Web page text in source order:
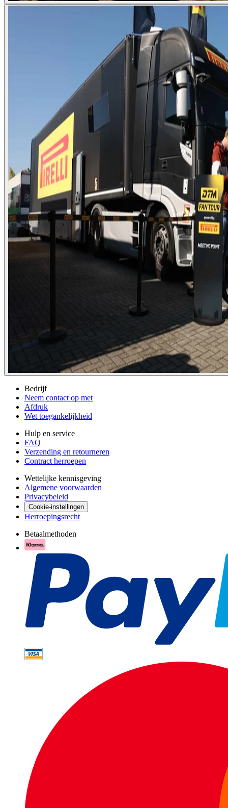
Bedrijf
Neem contact op met
Afdruk
Wet toegankelijkheid
Hulp en service
FAQ
Verzending en retourneren
Contract herroepen
Wettelijke kennisgeving
Algemene voorwaarden
Privacybeleid
Cookie-instellingen
Herroepingsrecht
Betaalmethoden